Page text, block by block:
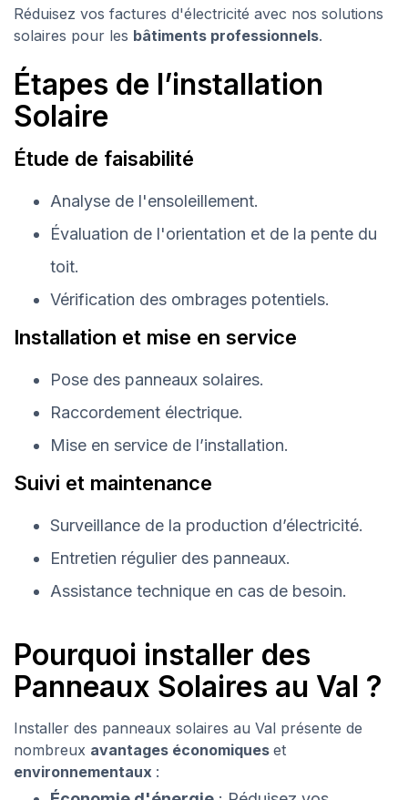
Réduisez vos factures d'électricité avec nos solutions
solaires pour les bâtiments professionnels.
Étapes de l’installation
Solaire
Étude de faisabilité
Analyse de l'ensoleillement.
Évaluation de l'orientation et de la pente du
toit.
Vérification des ombrages potentiels.
Installation et mise en service
Pose des panneaux solaires.
Raccordement électrique.
Mise en service de l’installation.
Suivi et maintenance
Surveillance de la production d’électricité.
Entretien régulier des panneaux.
Assistance technique en cas de besoin.
Pourquoi installer des
Panneaux Solaires au Val ?
Installer des panneaux solaires au Val présente de
nombreux avantages économiques et
environnementaux :